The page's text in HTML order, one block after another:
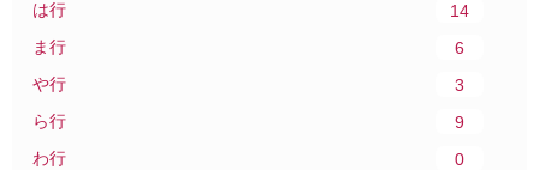
は行
14
ま行
6
や行
3
ら行
9
わ行
0